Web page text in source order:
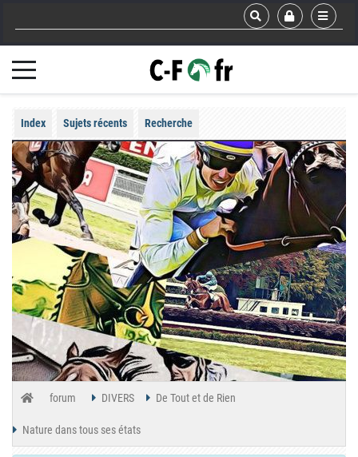
Index Sujets récents Recherche
forum DIVERS De Tout et de Rien
Nature dans tous ses états